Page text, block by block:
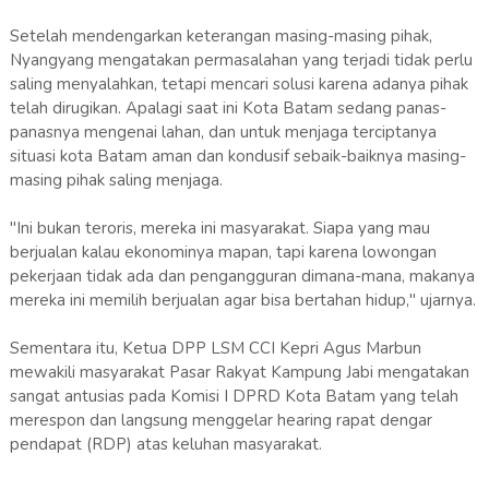
Setelah mendengarkan keterangan masing-masing pihak,
Nyangyang mengatakan permasalahan yang terjadi tidak perlu
saling menyalahkan, tetapi mencari solusi karena adanya pihak
telah dirugikan. Apalagi saat ini Kota Batam sedang panas-
panasnya mengenai lahan, dan untuk menjaga terciptanya
situasi kota Batam aman dan kondusif sebaik-baiknya masing-
masing pihak saling menjaga.
"Ini bukan teroris, mereka ini masyarakat. Siapa yang mau
berjualan kalau ekonominya mapan, tapi karena lowongan
pekerjaan tidak ada dan pengangguran dimana-mana, makanya
mereka ini memilih berjualan agar bisa bertahan hidup," ujarnya.
Sementara itu, Ketua DPP LSM CCI Kepri Agus Marbun
mewakili masyarakat Pasar Rakyat Kampung Jabi mengatakan
sangat antusias pada Komisi I DPRD Kota Batam yang telah
merespon dan langsung menggelar hearing rapat dengar
pendapat (RDP) atas keluhan masyarakat.